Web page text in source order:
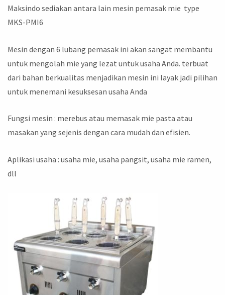
Maksindo sediakan antara lain mesin pemasak mie type
MKS-PMI6
Mesin dengan 6 lubang pemasak ini akan sangat membantu
untuk mengolah mie yang lezat untuk usaha Anda. terbuat
dari bahan berkualitas menjadikan mesin ini layak jadi pilihan
untuk menemani kesuksesan usaha Anda
Fungsi mesin : merebus atau memasak mie pasta atau
masakan yang sejenis dengan cara mudah dan efisien.
Aplikasi usaha : usaha mie, usaha pangsit, usaha mie ramen,
dll